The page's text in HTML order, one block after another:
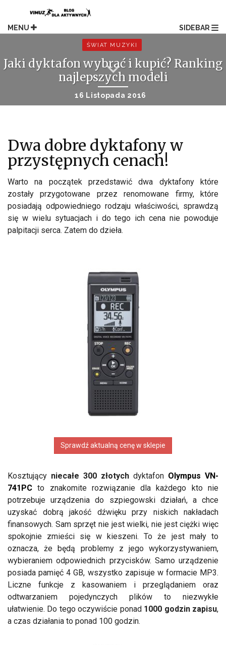
content
MENU SIDEBAR
ŚWIAT MUZYKI
Jaki dyktafon wybrać i kupić? Ranking
najlepszych modeli
16 Listopada 2016
Dwa dobre dyktafony w
przystępnych cenach!
Warto na początek przedstawić dwa dyktafony które
zostały przygotowane przez renomowane firmy, które
posiadają odpowiedniego rodzaju właściwości, sprawdzą
się w wielu sytuacjach i do tego ich cena nie powoduje
palpitacji serca. Zatem do dzieła.
Sprawdź aktualną cenę w sklepie
Kosztujący niecałe 300 złotych dyktafon Olympus VN-
741PC to znakomite rozwiązanie dla każdego kto nie
potrzebuje urządzenia do szpiegowski działań, a chce
uzyskać dobrą jakość dźwięku przy niskich nakładach
finansowych. Sam sprzęt nie jest wielki, nie jest ciężki więc
spokojnie zmieści się w kieszeni. To że jest mały to
oznacza, że będą problemy z jego wykorzystywaniem,
wybieraniem odpowiednich przycisków. Samo urządzenie
posiada pamięć 4 GB, wszystko zapisuje w formacie MP3.
Liczne funkcje z kasowaniem i przeglądaniem oraz
odtwarzaniem pojedynczych plików to niezwykłe
ułatwienie. Do tego oczywiście ponad 1000 godzin zapisu,
a czas działania to ponad 100 godzin.